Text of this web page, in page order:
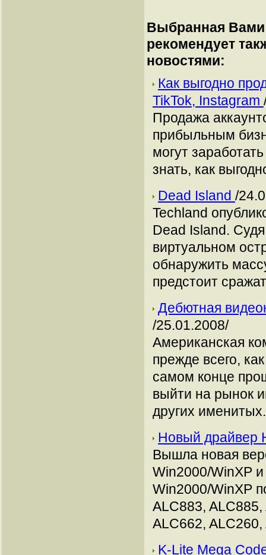
Выбранная Вами
рекомендует
новостями:
Как выгодно
TikTok, Instagram
Продажа
прибыльным
могут
знать, как
Dead Island /
Techland
Dead Island.
виртуальном
обнаружить
предстоит
Дебютная
/25.01.2008/
Американская
прежде всего,
самом конце
выйти на рынок
других
Новый драйвер
Вышла новая
Win2000/WinXP
Win2000/WinXP
ALC883,
ALC662,
K-Lite Mega